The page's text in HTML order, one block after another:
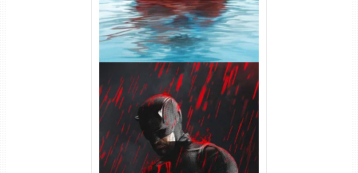
Demolidor: Renascido 2ª